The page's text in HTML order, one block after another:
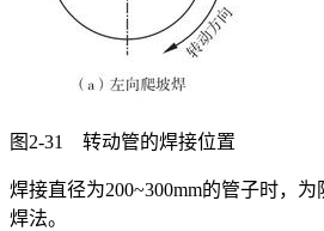
图2-31 转动管的焊接位置
焊接直径为200~300mm的管子时，
焊法。